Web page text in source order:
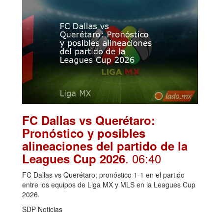
FC Dallas vs Querétaro:
Pronóstico y posibles
alineaciones del partido de la
Leagues Cup 2026. 06:40
FC Dallas vs Querétaro; pronóstico 1-1 en el partido
entre los equipos de Liga MX y MLS en la Leagues Cup
2026.
SDP Noticias